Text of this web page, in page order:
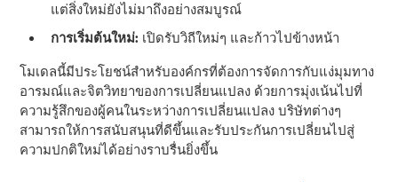
แต่สิ่งใหม่ยังไม่มาถึงอย่างสมบูรณ์
การเริ่มต้นใหม่: เปิดรับวิถีใหม่ๆ และก้าวไปข้างหน้า
โมเดลนี้มีประโยชน์สําหรับองค์กรที่ต้องการจัดการกับแง่มุมทาง
อารมณ์และจิตวิทยาของการเปลี่ยนแปลง ด้วยการมุ่งเน้นไปที่
ความรู้สึกของผู้คนในระหว่างการเปลี่ยนแปลง บริษัทต่างๆ
สามารถให้การสนับสนุนที่ดีขึ้นและรับประกันการเปลี่ยนไปสู่
ความปกติใหม่ได้อย่างราบรื่นยิ่งขึ้น